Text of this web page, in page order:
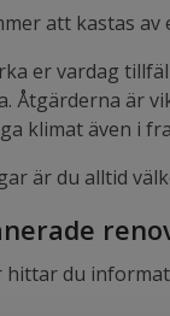
att kastas
er vardag
Åtgärderna är
klimat även i
är du alltid
du